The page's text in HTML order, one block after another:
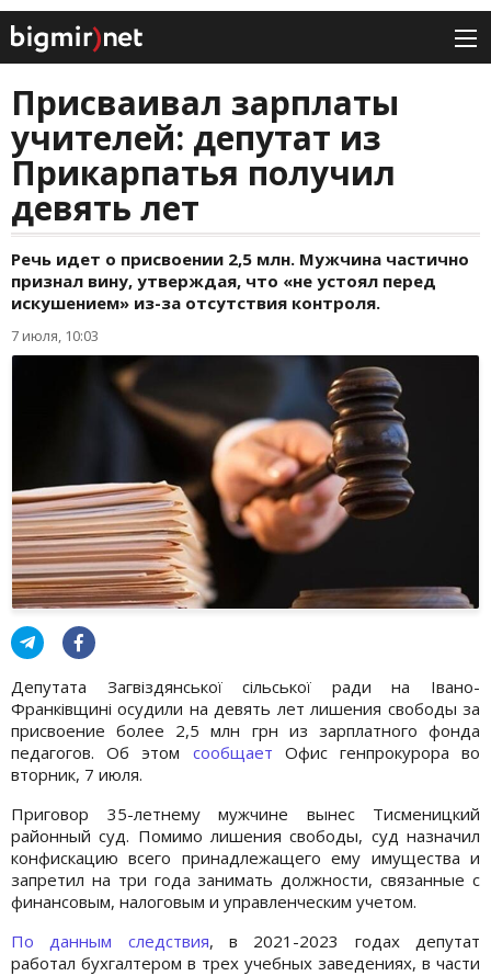
Присваивал зарплаты
учителей: депутат из
Прикарпатья получил
девять лет
Речь идет о присвоении 2,5 млн. Мужчина частично
признал вину, утверждая, что «не устоял перед
искушением» из-за отсутствия контроля.
7 июля, 10:03
Депутата Загвіздянської сільської ради на Івано-
Франківщині осудили на девять лет лишения свободы за
присвоение более 2,5 млн грн из зарплатного фонда
педагогов. Об этом сообщает Офис генпрокурора во
вторник, 7 июля.
Приговор 35-летнему мужчине вынес Тисменицкий
районный суд. Помимо лишения свободы, суд назначил
конфискацию всего принадлежащего ему имущества и
запретил на три года занимать должности, связанные с
финансовым, налоговым и управленческим учетом.
По данным следствия, в 2021-2023 годах депутат
работал бухгалтером в трех учебных заведениях, в части